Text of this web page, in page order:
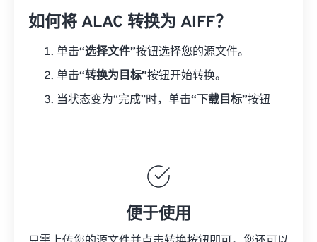
如何将 ALAC 转换为 AIFF？
单击“选择文件”按钮选择您的源文件。
单击“转换为目标”按钮开始转换。
当状态变为“完成”时，单击“下载目标”按钮
便于使用